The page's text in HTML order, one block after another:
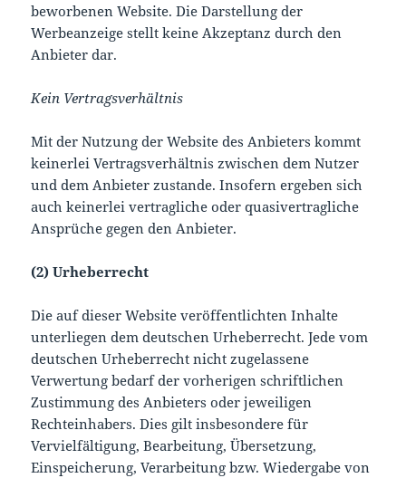
beworbenen Website. Die Darstellung der
Werbeanzeige stellt keine Akzeptanz durch den
Anbieter dar.
Kein Vertragsverhältnis
Mit der Nutzung der Website des Anbieters kommt
keinerlei Vertragsverhältnis zwischen dem Nutzer
und dem Anbieter zustande. Insofern ergeben sich
auch keinerlei vertragliche oder quasivertragliche
Ansprüche gegen den Anbieter.
(2) Urheberrecht
Die auf dieser Website veröffentlichten Inhalte
unterliegen dem deutschen Urheberrecht. Jede vom
deutschen Urheberrecht nicht zugelassene
Verwertung bedarf der vorherigen schriftlichen
Zustimmung des Anbieters oder jeweiligen
Rechteinhabers. Dies gilt insbesondere für
Vervielfältigung, Bearbeitung, Übersetzung,
Einspeicherung, Verarbeitung bzw. Wiedergabe von